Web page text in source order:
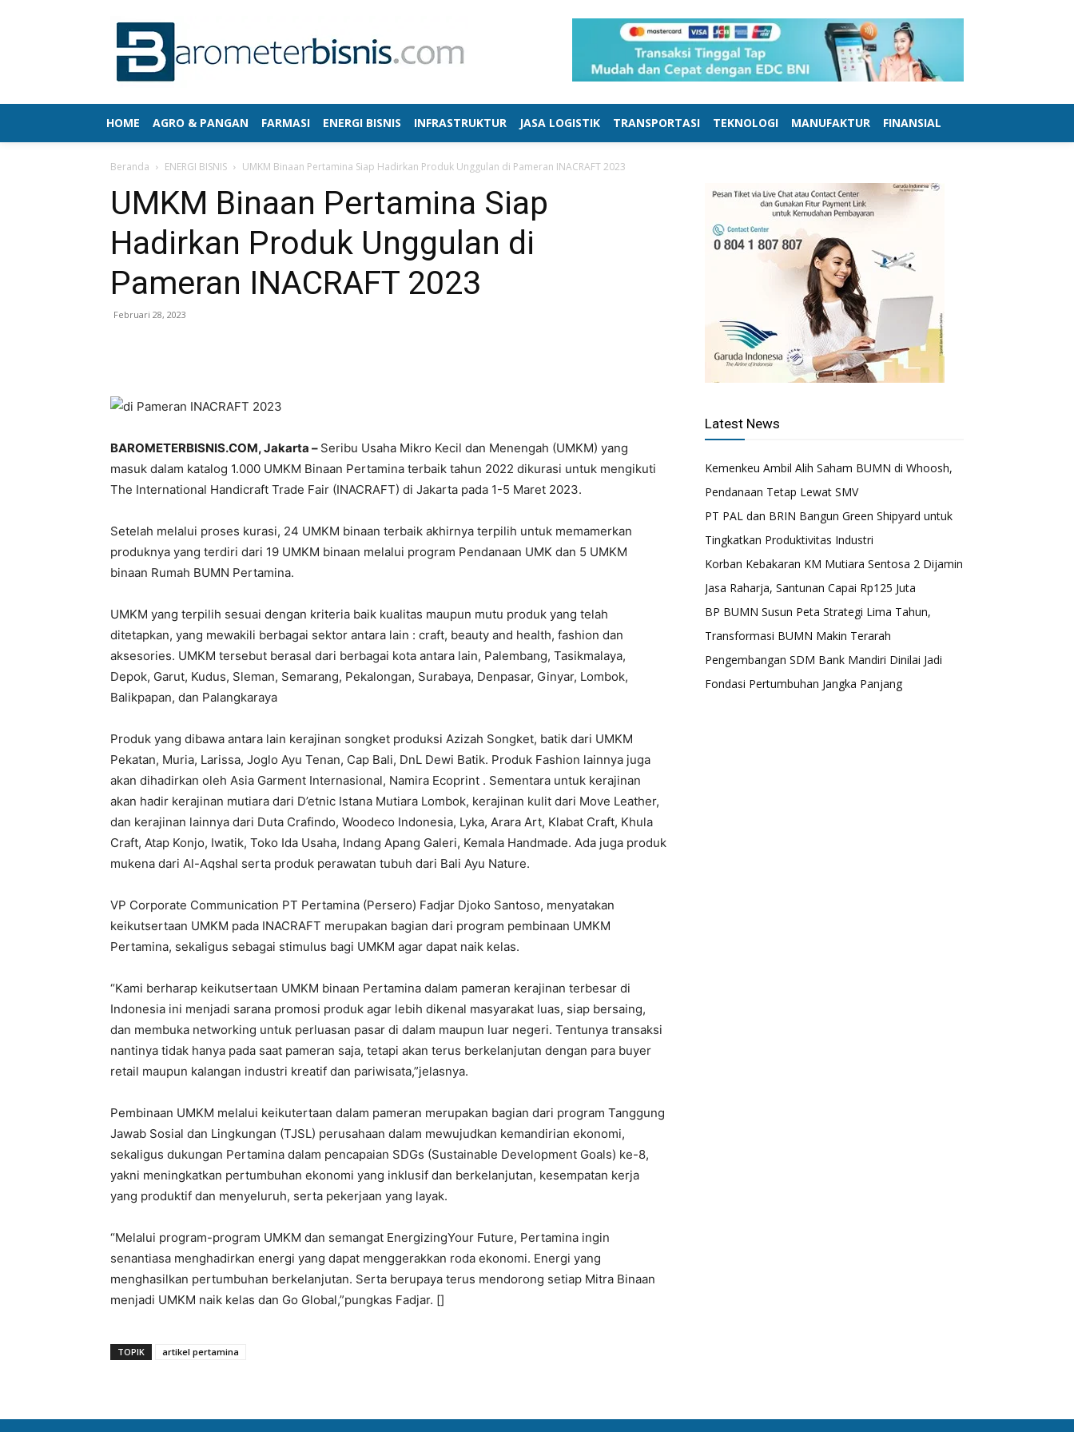
HOME AGRO & PANGAN FARMASI ENERGI BISNIS INFRASTRUKTUR JASA LOGISTIK TRANSPORTASI TEKNOLOGI MANUFAKTUR FINANSIAL
Beranda ENERGI BISNIS UMKM Binaan Pertamina Siap Hadirkan Produk Unggulan di Pameran INACRAFT 2023
UMKM Binaan Pertamina Siap
Hadirkan Produk Unggulan di
Pameran INACRAFT 2023
Februari 28, 2023
BAROMETERBISNIS.COM, Jakarta – Seribu Usaha Mikro Kecil dan Menengah (UMKM) yang
masuk dalam katalog 1.000 UMKM Binaan Pertamina terbaik tahun 2022 dikurasi untuk mengikuti
The International Handicraft Trade Fair (INACRAFT) di Jakarta pada 1-5 Maret 2023.
Setelah melalui proses kurasi, 24 UMKM binaan terbaik akhirnya terpilih untuk memamerkan
produknya yang terdiri dari 19 UMKM binaan melalui program Pendanaan UMK dan 5 UMKM
binaan Rumah BUMN Pertamina.
UMKM yang terpilih sesuai dengan kriteria baik kualitas maupun mutu produk yang telah
ditetapkan, yang mewakili berbagai sektor antara lain : craft, beauty and health, fashion dan
aksesories. UMKM tersebut berasal dari berbagai kota antara lain, Palembang, Tasikmalaya,
Depok, Garut, Kudus, Sleman, Semarang, Pekalongan, Surabaya, Denpasar, Ginyar, Lombok,
Balikpapan, dan Palangkaraya
Produk yang dibawa antara lain kerajinan songket produksi Azizah Songket, batik dari UMKM
Pekatan, Muria, Larissa, Joglo Ayu Tenan, Cap Bali, DnL Dewi Batik. Produk Fashion lainnya juga
akan dihadirkan oleh Asia Garment Internasional, Namira Ecoprint . Sementara untuk kerajinan
akan hadir kerajinan mutiara dari D’etnic Istana Mutiara Lombok, kerajinan kulit dari Move Leather,
dan kerajinan lainnya dari Duta Crafindo, Woodeco Indonesia, Lyka, Arara Art, Klabat Craft, Khula
Craft, Atap Konjo, Iwatik, Toko Ida Usaha, Indang Apang Galeri, Kemala Handmade. Ada juga produk
mukena dari Al-Aqshal serta produk perawatan tubuh dari Bali Ayu Nature.
VP Corporate Communication PT Pertamina (Persero) Fadjar Djoko Santoso, menyatakan
keikutsertaan UMKM pada INACRAFT merupakan bagian dari program pembinaan UMKM
Pertamina, sekaligus sebagai stimulus bagi UMKM agar dapat naik kelas.
“Kami berharap keikutsertaan UMKM binaan Pertamina dalam pameran kerajinan terbesar di
Indonesia ini menjadi sarana promosi produk agar lebih dikenal masyarakat luas, siap bersaing,
dan membuka networking untuk perluasan pasar di dalam maupun luar negeri. Tentunya transaksi
nantinya tidak hanya pada saat pameran saja, tetapi akan terus berkelanjutan dengan para buyer
retail maupun kalangan industri kreatif dan pariwisata,”jelasnya.
Pembinaan UMKM melalui keikutertaan dalam pameran merupakan bagian dari program Tanggung
Jawab Sosial dan Lingkungan (TJSL) perusahaan dalam mewujudkan kemandirian ekonomi,
sekaligus dukungan Pertamina dalam pencapaian SDGs (Sustainable Development Goals) ke-8,
yakni meningkatkan pertumbuhan ekonomi yang inklusif dan berkelanjutan, kesempatan kerja
yang produktif dan menyeluruh, serta pekerjaan yang layak.
“Melalui program-program UMKM dan semangat EnergizingYour Future, Pertamina ingin
senantiasa menghadirkan energi yang dapat menggerakkan roda ekonomi. Energi yang
menghasilkan pertumbuhan berkelanjutan. Serta berupaya terus mendorong setiap Mitra Binaan
menjadi UMKM naik kelas dan Go Global,”pungkas Fadjar. []
TOPIK artikel pertamina
Latest News
Kemenkeu Ambil Alih Saham BUMN di Whoosh,
Pendanaan Tetap Lewat SMV
PT PAL dan BRIN Bangun Green Shipyard untuk
Tingkatkan Produktivitas Industri
Korban Kebakaran KM Mutiara Sentosa 2 Dijamin
Jasa Raharja, Santunan Capai Rp125 Juta
BP BUMN Susun Peta Strategi Lima Tahun,
Transformasi BUMN Makin Terarah
Pengembangan SDM Bank Mandiri Dinilai Jadi
Fondasi Pertumbuhan Jangka Panjang